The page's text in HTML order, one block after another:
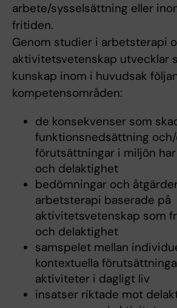
arbete/sysselsättning eller
fritiden.
Genom studier i arbetsterapi
aktivitetsvetenskap utvecklar
kunskap inom i huvudsak
kompetensområden:
de konsekvenser som
funktionsnedsättning
förutsättningar i miljön
och delaktighet
bedömningar och
arbetsterapi baserade på
aktivitetsvetenskap som
och delaktighet
samspelet mellan
kontextuella
aktiviteter i dagligt liv
insatser riktade mot